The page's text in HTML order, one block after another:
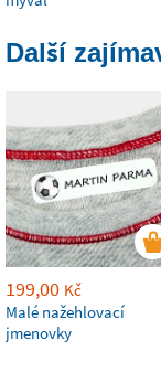
Další
199,00 Kč
Malé nažehlovací
jmenovky